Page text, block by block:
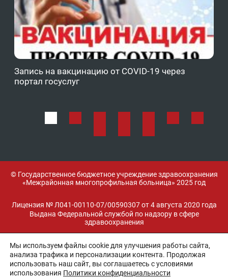
Запись на вакцинацию от COVID-19 через
портал госуслуг
© Государственное бюджетное учреждение здравоохранения
«Межрайонная многопрофильная больница» 2025 год
Лицензия № Л041-00110-07/00590307 от 4 августа 2020 года
Выдана Федеральной службой по надзору в сфере
здравоохранения
Разработка и поддержка:
Мы используем файлы cookie для улучшения работы сайта,
анализа трафика и персонализации контента. Продолжая
использовать наш сайт, вы соглашаетесь с условиями
использования Политики конфиденциальности